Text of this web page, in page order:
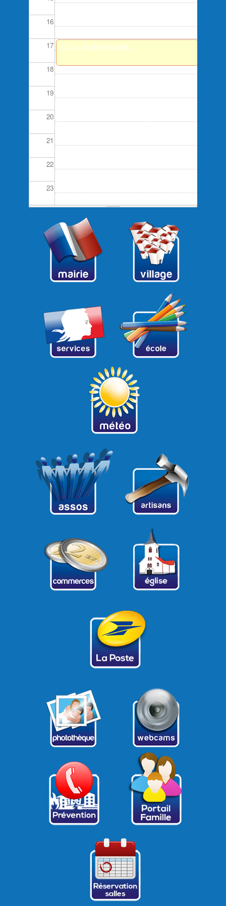
16
17
18
19
20
21
22
23
Coupure d'électricité...